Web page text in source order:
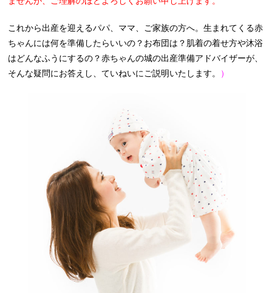
これから出産を迎えるパパ、ママ、ご家族の方へ。生まれてくる赤
ちゃんには何を準備したらいいの？お布団は？肌着の着せ方や沐浴
はどんなふうにするの？赤ちゃんの城の出産準備アドバイザーが、
そんな疑問にお答えし、ていねいにご説明いたします。 ）